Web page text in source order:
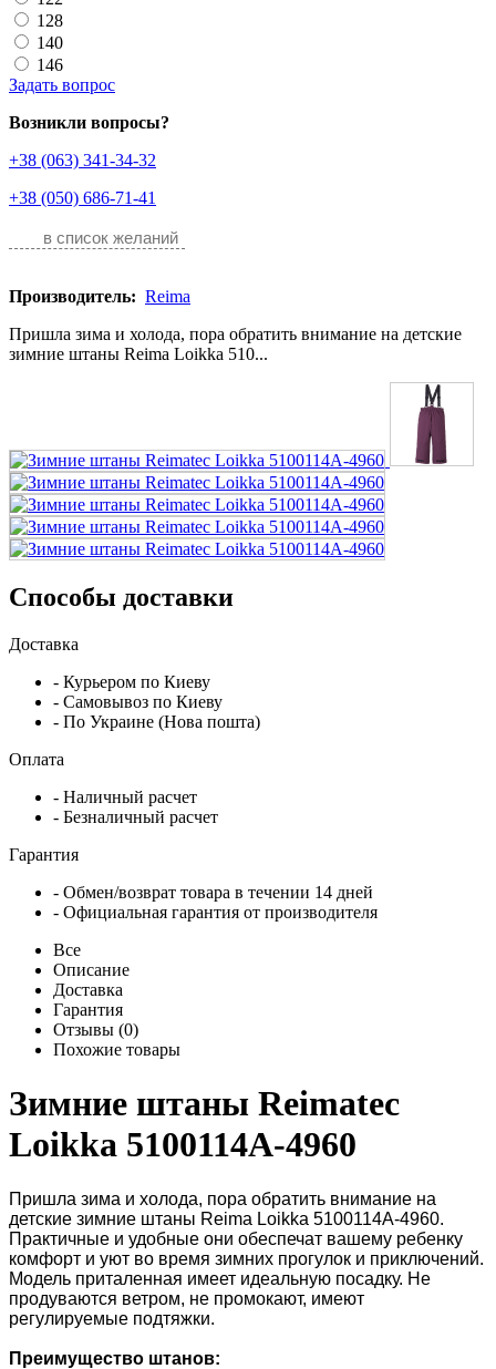
128
140
146
Задать вопрос
Возникли вопросы?
+38 (063) 341-34-32
+38 (050) 686-71-41
в список желаний
Производитель: Reima
Пришла зима и холода, пора обратить внимание на детские
зимние штаны Reima Loikka 510...
Способы доставки
Доставка
- Курьером по Киеву
- Самовывоз по Киеву
- По Украине (Нова пошта)
Оплата
- Наличный расчет
- Безналичный расчет
Гарантия
- Обмен/возврат товара в течении 14 дней
- Официальная гарантия от производителя
Все
Описание
Доставка
Гарантия
Отзывы (0)
Похожие товары
Зимние штаны Reimatec
Loikka 5100114A-4960
Пришла зима и холода, пора обратить внимание на
детские зимние штаны Reima Loikka 5100114A-4960.
Практичные и удобные они обеспечат вашему ребенку
комфорт и уют во время зимних прогулок и приключений.
Модель приталенная имеет идеальную посадку. Не
продуваются ветром, не промокают, имеют
регулируемые подтяжки.
Преимущество штанов: